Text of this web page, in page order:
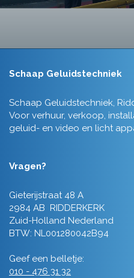
Schaap Geluidstechniek
Schaap Geluidstechniek,
Voor verhuur, verkoop,
geluid- en video en licht
Vragen?
Gieterijstraat 48 A
2984 AB RIDDERKERK
Zuid-Holland Nederland
BTW: NL001280042B94
Geef een belletje:
010 - 476 31 32